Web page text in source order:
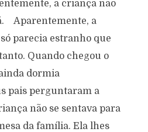
a criança não
Aparentemente, a
parecia estranho que
Quando chegou o
dormia
pais perguntaram a
não se sentava para
da família. Ela lhes